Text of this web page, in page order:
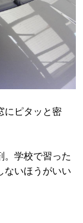
にピタッと密
。学校で習った
ないほうがいい